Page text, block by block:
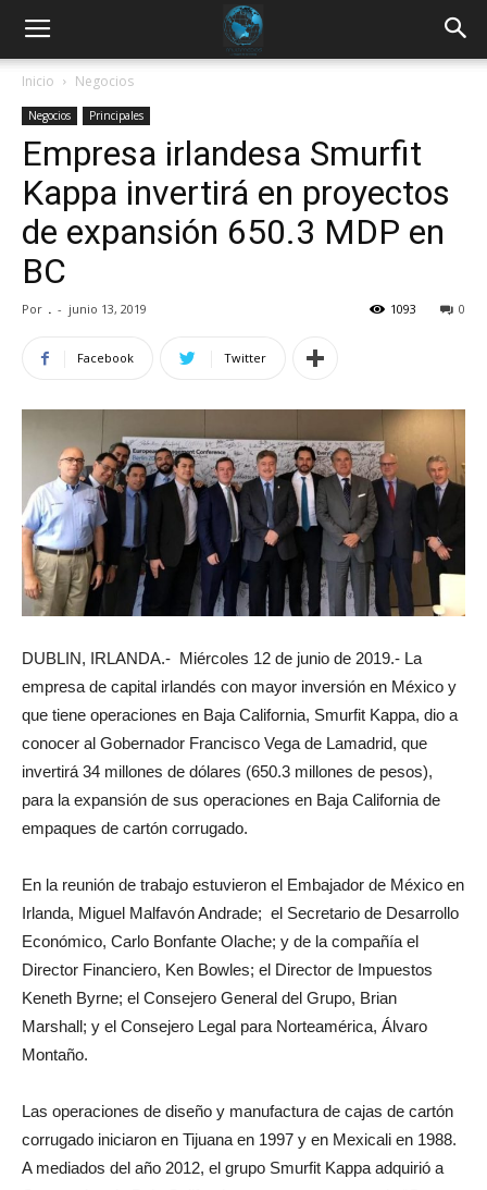
Inicio Negocios
Negocios Principales
Empresa irlandesa Smurfit
Kappa invertirá en proyectos
de expansión 650.3 MDP en
BC
Por . - junio 13, 2019 0
1093
Facebook Twitter
DUBLIN, IRLANDA.- Miércoles 12 de junio de 2019.- La
empresa de capital irlandés con mayor inversión en México y
que tiene operaciones en Baja California, Smurfit Kappa, dio a
conocer al Gobernador Francisco Vega de Lamadrid, que
invertirá 34 millones de dólares (650.3 millones de pesos),
para la expansión de sus operaciones en Baja California de
empaques de cartón corrugado.
En la reunión de trabajo estuvieron el Embajador de México en
Irlanda, Miguel Malfavón Andrade; el Secretario de Desarrollo
Económico, Carlo Bonfante Olache; y de la compañía el
Director Financiero, Ken Bowles; el Director de Impuestos
Keneth Byrne; el Consejero General del Grupo, Brian
Marshall; y el Consejero Legal para Norteamérica, Álvaro
Montaño.
Las operaciones de diseño y manufactura de cajas de cartón
corrugado iniciaron en Tijuana en 1997 y en Mexicali en 1988.
A mediados del año 2012, el grupo Smurfit Kappa adquirió a